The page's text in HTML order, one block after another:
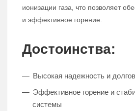
ионизации газа, что позволяет
и эффективное горение.
Достоинства:
Высокая надежность и
Эффективное горение и
системы